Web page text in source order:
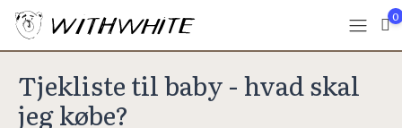
0
Tjekliste til baby - hvad skal
jeg købe?